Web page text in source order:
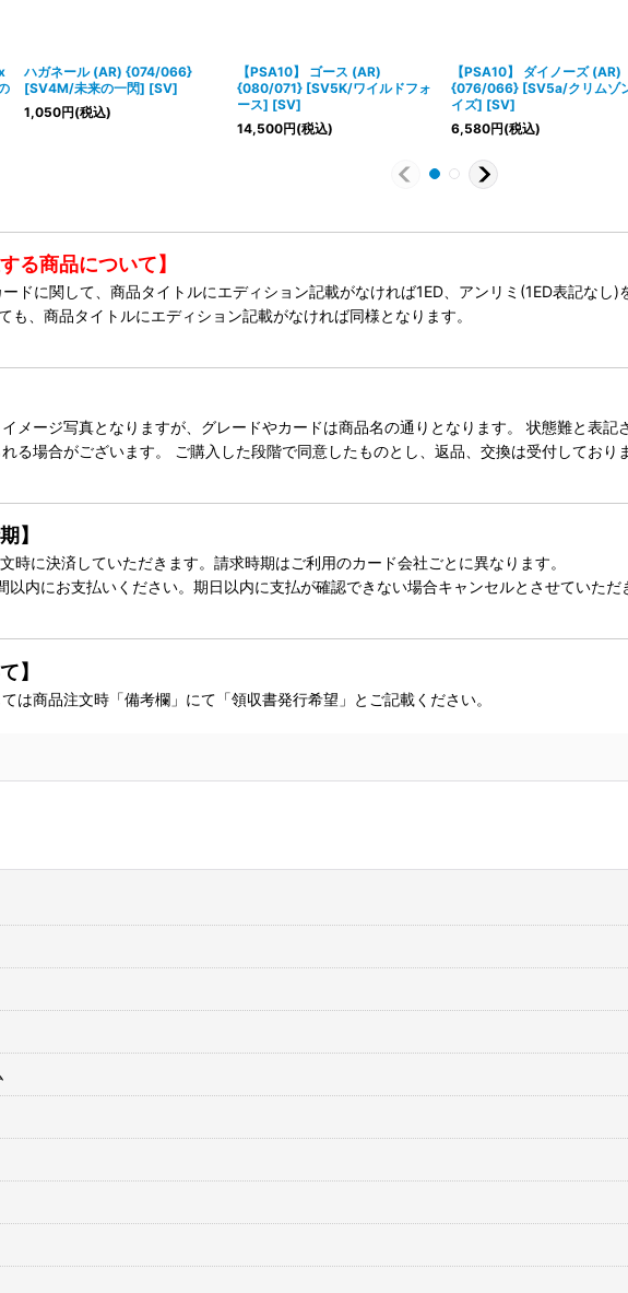
ハガネール (AR) {074/066}
[SV4M/未来の一閃] [SV]
1,050円(税込)
【PSA10】 ゴース (AR)
{080/071} [SV5K/ワイルドフォ
ース] [SV]
14,500円(税込)
【PSA10】 ダイノーズ (AR)
{076/066} [SV5a/クリムゾ
イズ] [SV]
6,580円(税込)
る商品について】
ドに関して、商品タイトルにエディション記載がなければ1ED、アンリミ(1ED表記なし)
も、商品タイトルにエディション記載がなければ同様となります。
メージ写真となりますが、グレードやカードは商品名の通りとなります。 状態難と表
る場合がございます。 ご購入した段階で同意したものとし、返品、交換は受付しており
】
時に決済していただきます。請求時期はご利用のカード会社ごとに異なります。
内にお支払いください。期日以内に支払が確認できない場合キャンセルとさせていただ
】
は商品注文時「備考欄」にて「領収書発行希望」とご記載ください。